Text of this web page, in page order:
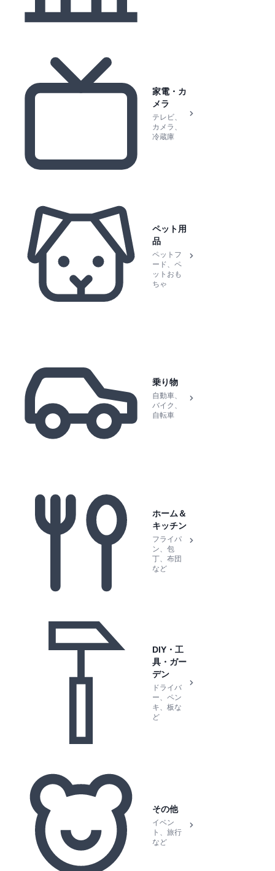
家電・カ
メラ
テレビ、
カメラ、
冷蔵庫
ペット用
品
ペットフ
ード、ペ
ットおも
ちゃ
乗り物
自動車、
バイク、
自転車
ホーム＆
キッチン
フライパ
ン、包
丁、布団
など
DIY・工
具・ガー
デン
ドライバ
ー、ペン
キ、板な
ど
その他
イベン
ト、旅行
など